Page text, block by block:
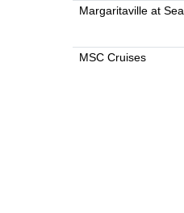
Margaritaville at Sea
MSC Cruises